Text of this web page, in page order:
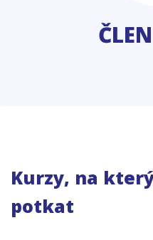
Kurzy, na
potkat